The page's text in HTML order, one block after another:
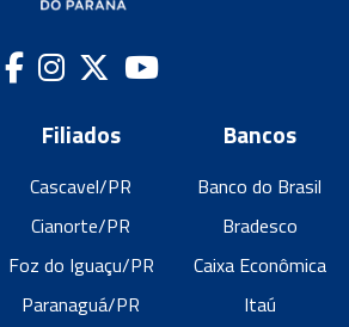
Filiados
Cascavel/PR
Cianorte/PR
Foz do Iguaçu/PR
Paranaguá/PR
Bancos
Banco do Brasil
Bradesco
Caixa Econômica
Itaú